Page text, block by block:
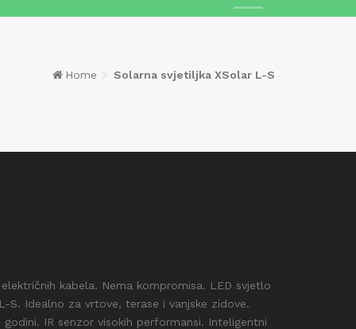
Home Solarna svjetiljka XSolar L-S
kabela. Nema kompromisa. LED svjetlo
S. Idealno za vrtove, terase i vanjske zidove.
IR senzor visokih performansi. Inteligentni